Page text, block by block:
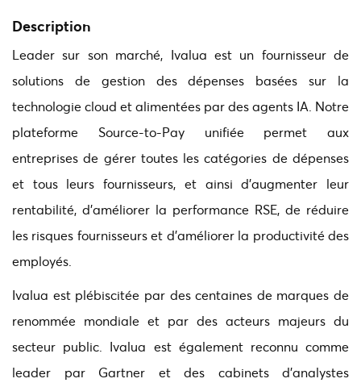
Description
Leader sur son marché, Ivalua est un fournisseur de
solutions de gestion des dépenses basées sur la
technologie cloud et alimentées par des agents IA. Notre
plateforme Source-to-Pay unifiée permet aux
entreprises de gérer toutes les catégories de dépenses
et tous leurs fournisseurs, et ainsi d’augmenter leur
rentabilité, d’améliorer la performance RSE, de réduire
les risques fournisseurs et d’améliorer la productivité des
employés.
Ivalua est plébiscitée par des centaines de marques de
renommée mondiale et par des acteurs majeurs du
secteur public. Ivalua est également reconnu comme
leader par Gartner et des cabinets d’analystes